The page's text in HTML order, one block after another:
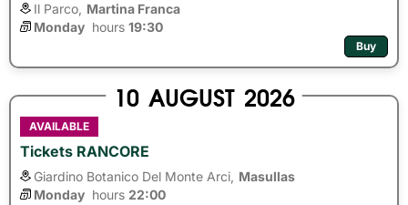
Il Parco, Martina Franca
Monday hours 19:30
Buy
10 AUGUST 2026
AVAILABLE
Tickets RANCORE
Giardino Botanico Del Monte Arci, Masullas
Monday hours 22:00